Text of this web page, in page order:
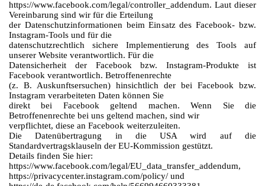
https://www.facebook.com/legal/controller_addendum. Laut dieser
Vereinbarung sind wir für die Erteilung
der Datenschutzinformationen beim Einsatz des Facebook- bzw.
Instagram-Tools und für die
datenschutzrechtlich sichere Implementierung des Tools auf
unserer Website verantwortlich. Für die
Datensicherheit der Facebook bzw. Instagram-Produkte ist
Facebook verantwortlich. Betroffenenrechte
(z. B. Auskunftsersuchen) hinsichtlich der bei Facebook bzw.
Instagram verarbeiteten Daten können Sie
direkt bei Facebook geltend machen. Wenn Sie die
Betroffenenrechte bei uns geltend machen, sind wir
verpflichtet, diese an Facebook weiterzuleiten.
Die Datenübertragung in die USA wird auf die
Standardvertragsklauseln der EU-Kommission gestützt.
Details finden Sie hier:
https://www.facebook.com/legal/EU_data_transfer_addendum,
https://privacycenter.instagram.com/policy/ und